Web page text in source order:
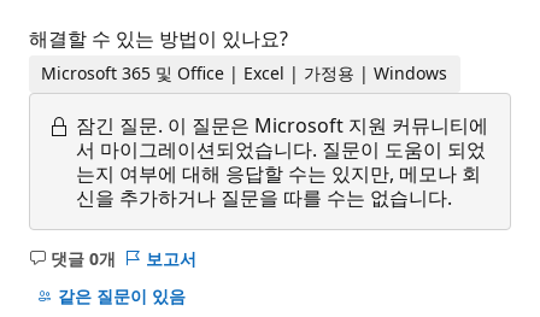
해결할 수 있는 방법이 있나요?
Microsoft 365 및 Office | Excel | 가정용 | Windows
잠긴 질문. 이 질문은 Microsoft 지원 커뮤니티에
서 마이그레이션되었습니다. 질문이 도움이 되었
는지 여부에 대해 응답할 수는 있지만, 메모나 회
신을 추가하거나 질문을 따를 수는 없습니다.
댓글 0개
설
명
보고서
같은 질문이 있음